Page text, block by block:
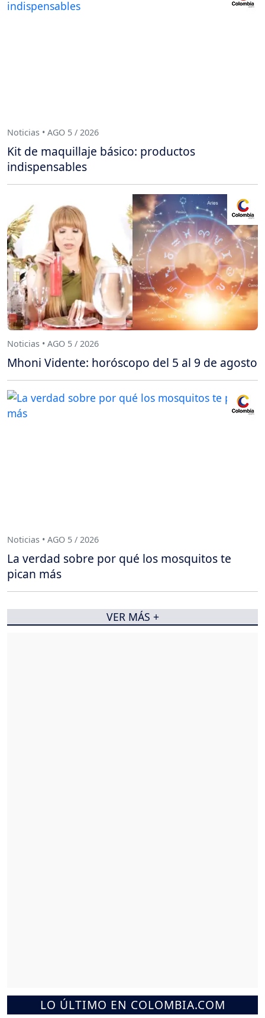
LO ÚLTIMO EN COLOMBIA.COM
Noticias • AGO 5 / 2026
Kit de maquillaje básico: productos
indispensables
Noticias • AGO 5 / 2026
Mhoni Vidente: horóscopo del 5 al 9 de agosto
Noticias • AGO 5 / 2026
La verdad sobre por qué los mosquitos te
pican más
VER MÁS +